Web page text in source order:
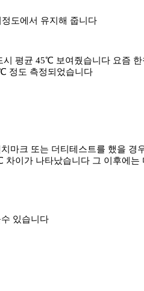
도에서 유지해 줍니다
평균 45℃ 보여줬습니다 요즘
정도 측정되었습니다
마크 또는 더티테스트를 했을
차이가 나타났습니다 그 이후에
있습니다